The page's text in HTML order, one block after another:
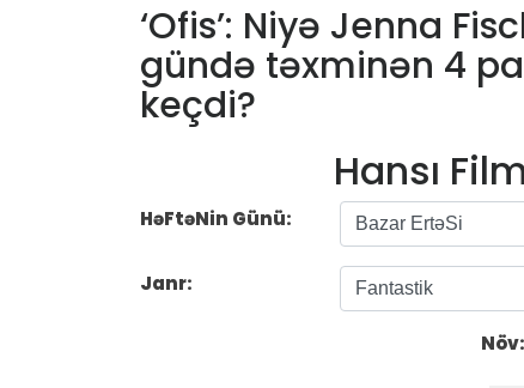
‘Ofis’: Niyə Jenna
gündə təxminən 4
keçdi?
Hansı
HəFtəNin Günü:
Janr:
Növ: